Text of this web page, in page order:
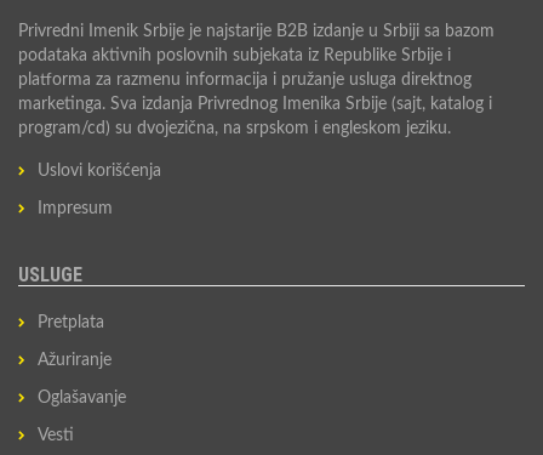
Privredni Imenik Srbije je najstarije B2B izdanje u Srbiji sa bazom
podataka aktivnih poslovnih subjekata iz Republike Srbije i
platforma za razmenu informacija i pružanje usluga direktnog
marketinga. Sva izdanja Privrednog Imenika Srbije (sajt, katalog i
program/cd) su dvojezična, na srpskom i engleskom jeziku.
Uslovi korišćenja
Impresum
USLUGE
Pretplata
Ažuriranje
Oglašavanje
Vesti